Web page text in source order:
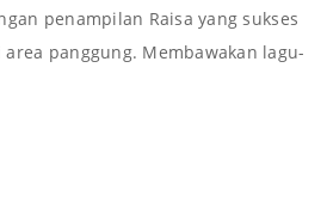
penampilan Raisa yang sukses
panggung. Membawakan lagu-